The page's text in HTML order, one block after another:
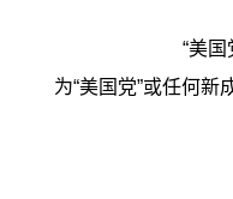
“美
为“美国党”或任何新